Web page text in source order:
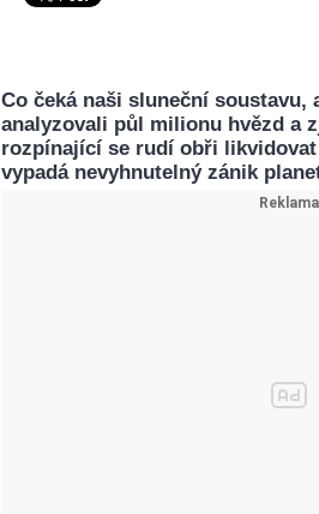
Co čeká naši sluneční soustavu,
analyzovali půl milionu hvězd a
rozpínající se rudí obři
vypadá nevyhnutelný zánik